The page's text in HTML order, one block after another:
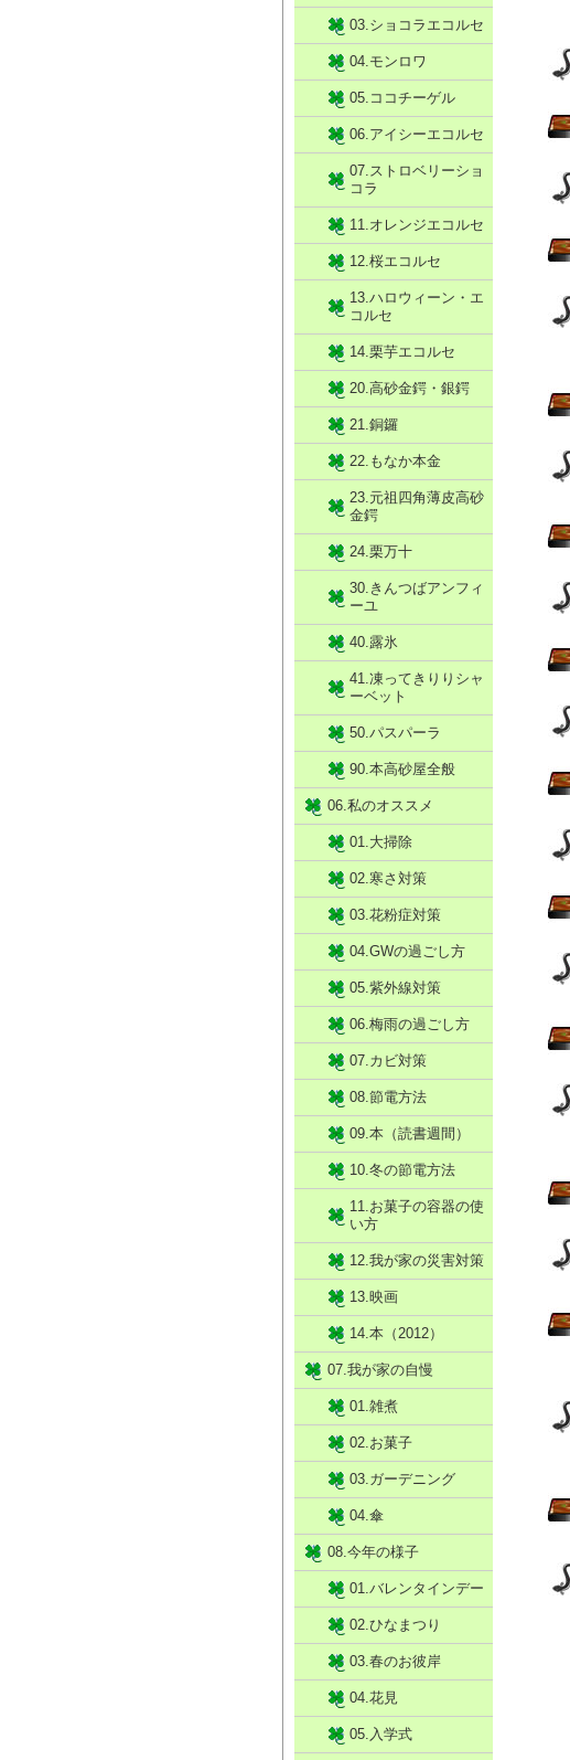
03.ショコラエコルセ
04.モンロワ
05.ココチーゲル
06.アイシーエコルセ
07.ストロベリーショ
コラ
11.オレンジエコルセ
12.桜エコルセ
13.ハロウィーン・エ
コルセ
14.栗芋エコルセ
20.高砂金鍔・銀鍔
21.銅鑼
22.もなか本金
23.元祖四角薄皮高砂
金鍔
24.栗万十
30.きんつばアンフィ
ーユ
40.露氷
41.凍ってきりりシャ
ーベット
50.パスパーラ
90.本高砂屋全般
06.私のオススメ
01.大掃除
02.寒さ対策
03.花粉症対策
04.GWの過ごし方
05.紫外線対策
06.梅雨の過ごし方
07.カビ対策
08.節電方法
09.本（読書週間）
10.冬の節電方法
11.お菓子の容器の使
い方
12.我が家の災害対策
13.映画
14.本（2012）
07.我が家の自慢
01.雑煮
02.お菓子
03.ガーデニング
04.傘
08.今年の様子
01.バレンタインデー
02.ひなまつり
03.春のお彼岸
04.花見
05.入学式